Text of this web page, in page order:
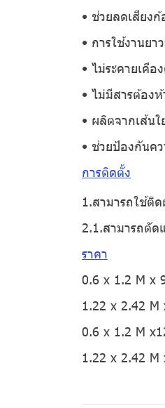
• ช่วยลดเสียง
• การใช้งานยา
• ไม่ระคายเคื
• ไม่มีสารต้อง
• ผลิตจากเส้น
• ช่วยป้องกันค
การติดตั้ง
1.สามารถใช้ติ
2.1.สามารถตั
ราคา
0.6 x 1.2 M x
1.22 x 2.42
0.6 x 1.2 M
1.22 x 2.42